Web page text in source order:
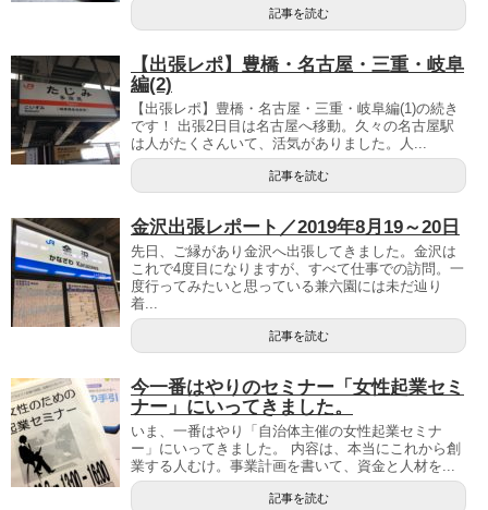
記事を読む
【出張レポ】豊橋・名古屋・三重・岐阜
編(2)
【出張レポ】豊橋・名古屋・三重・岐阜編(1)の続き
です！ 出張2日目は名古屋へ移動。久々の名古屋駅
は人がたくさんいて、活気がありました。人...
記事を読む
金沢出張レポート／2019年8月19～20日
先日、ご縁があり金沢へ出張してきました。金沢は
これで4度目になりますが、すべて仕事での訪問。一
度行ってみたいと思っている兼六園には未だ辿り
着...
記事を読む
今一番はやりのセミナー「女性起業セミ
ナー」にいってきました。
いま、一番はやり「自治体主催の女性起業セミナ
ー」にいってきました。 内容は、本当にこれから創
業する人むけ。事業計画を書いて、資金と人材を...
記事を読む